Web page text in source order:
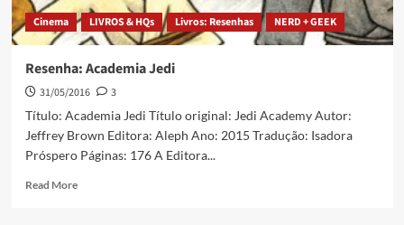
Cinema LIVROS & HQs Livros: Resenhas NERD + GEEK
Resenha: Academia Jedi
31/05/2016
3
Título: Academia Jedi Título original: Jedi Academy Autor:
Jeffrey Brown Editora: Aleph Ano: 2015 Tradução: Isadora
Próspero Páginas: 176 A Editora...
Read More